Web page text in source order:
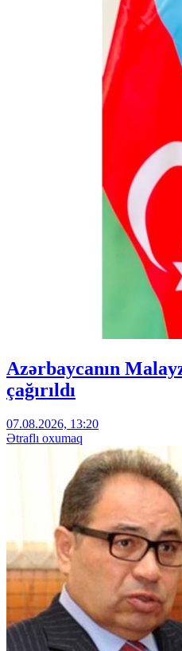
Azərbaycanın
çağırıldı
07.08.2026, 13:20
Ətraflı oxumaq